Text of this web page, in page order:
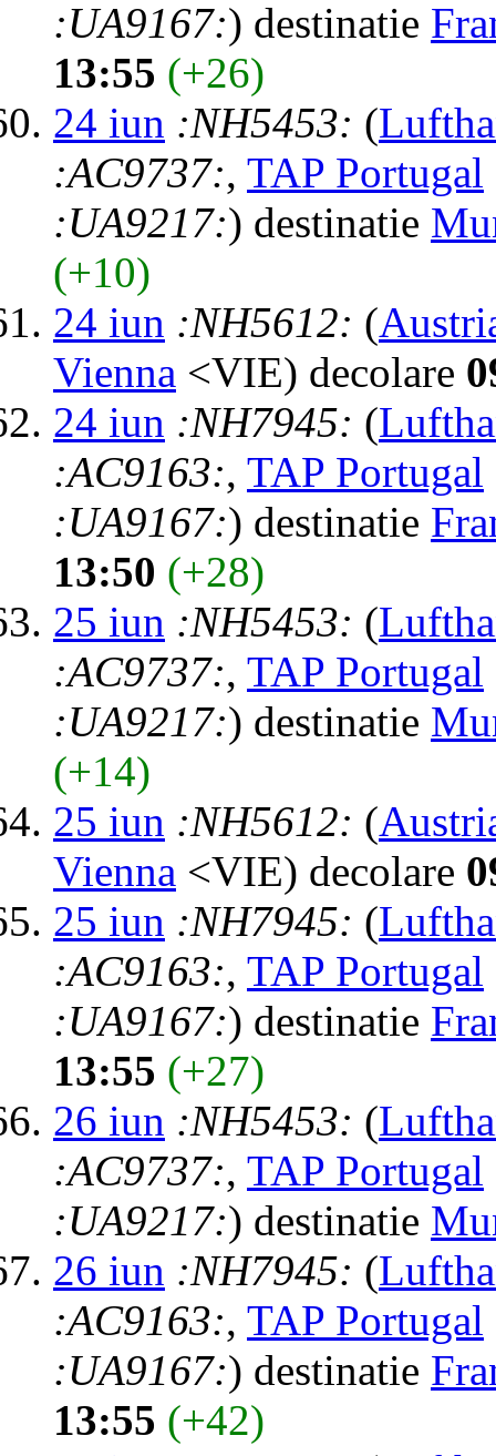
:UA9167:) destinatie
13:55 (+26)
24 iun :NH5453: (
:AC9737:, TAP Portugal
:UA9217:) destinatie
(+10)
24 iun :NH5612: (
Vienna <VIE) decolare
24 iun :NH7945: (
:AC9163:, TAP Portugal
:UA9167:) destinatie
13:50 (+28)
25 iun :NH5453: (
:AC9737:, TAP Portugal
:UA9217:) destinatie
(+14)
25 iun :NH5612: (
Vienna <VIE) decolare
25 iun :NH7945: (
:AC9163:, TAP Portugal
:UA9167:) destinatie
13:55 (+27)
26 iun :NH5453: (
:AC9737:, TAP Portugal
:UA9217:) destinatie
26 iun :NH7945: (
:AC9163:, TAP Portugal
:UA9167:) destinatie
13:55 (+42)